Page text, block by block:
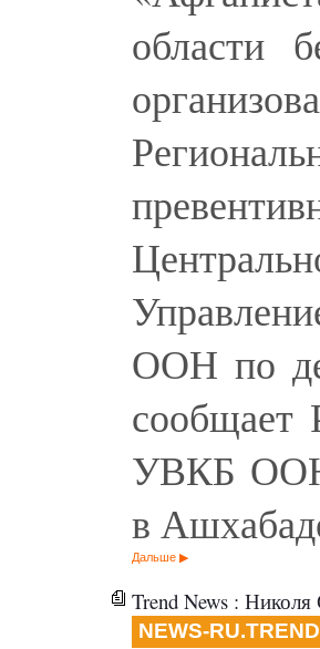
области
ООН по
сообщает
УВКБ ООН
в
Дальше
Trend News : Николя
NEWS-